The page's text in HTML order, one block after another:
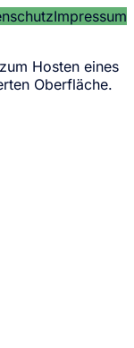
Impressum
Hosten eines
Oberfläche.